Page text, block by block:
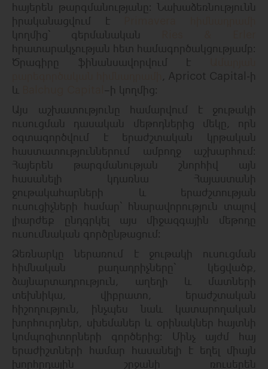
հայերեն
թարգմանությանը։ Նախաձեռնությունն
իրականացվում
էPrimavera
կողմից՝
գերմանական
հրատարակչության
հետ համագործակցությամբ։
Ծրագիրը
ֆինանսավորվում է
, Apricot Capital- ի
և
– ի
կողմից։
Այս
աշխատությունը համարվում է
ջութակի
ուսուցման
դասական մեթոդներից մեկը
որն
օգտագործվում
է երաժշտական
կրթական
հաստատություններում
ամբողջ
աշխարհում։
Հայերեն թարգմանության
շնորհիվ
այն
հասանելի
կդառնա
Հայաստանի
ջութակահարների
և երաժշտության
ուսուցիչների
համար՝ հնարավորություն
տալով
լիարժեք
ընդգրկել այս
միջազգային մեթոդը
ուսումնական գործընթացում։
Ձեռնարկը
ներառում է ջութակի
ուսուցման
հիմնական
բաղադրիչները՝ կեցվածք
ձայնարտադրություն
աղեղի և
մատների
տեխնիկա
վիբրատո
երաժշտական
հիշողություն
ինչպես նաև
կատարողական
խորհուրդներ
սխեմաներ և օրինակներ
հայտնի
կոմպոզիտորների գործերից։
Մինչ այժմ
հայ
երաժիշտների
համար հասանելի է եղել
միայն
խորհրդային
շրջանի ռուսերեն